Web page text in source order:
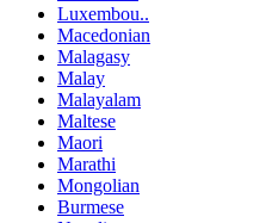
Luxembou..
Macedonian
Malagasy
Malay
Malayalam
Maltese
Maori
Marathi
Mongolian
Burmese